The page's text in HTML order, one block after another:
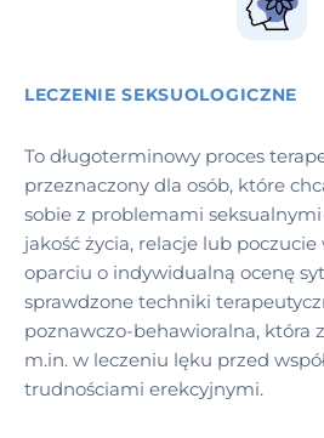
LECZENIE SEKSUOLOGICZNE
To długoterminowy proces
przeznaczony dla osób, które
sobie z problemami
jakość życia, relacje lub poczucie
oparciu o indywidualną ocenę
sprawdzone techniki
poznawczo-behawioralna, która
m.in. w leczeniu lęku przed
trudnościami erekcyjnymi.